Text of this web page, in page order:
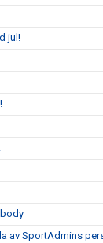
jul!
av SportAdmins